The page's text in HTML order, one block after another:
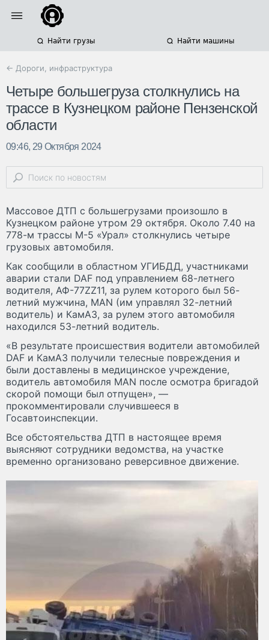
Найти грузы Найти машины
← Дороги, инфраструктура
Четыре большегруза столкнулись на
трассе в Кузнецком районе Пензенской
области
09:46, 29 Октября 2024
Массовое ДТП с большегрузами произошло в
Кузнецком районе утром 29 октября. Около 7.40 на
778-м трассы М-5 «Урал» столкнулись четыре
грузовых автомобиля.
Как сообщили в областном УГИБДД, участниками
аварии стали DAF под управлением 68-летнего
водителя, АФ-77ZZ11, за рулем которого был 56-
летний мужчина, MAN (им управлял 32-летний
водитель) и КамАЗ, за рулем этого автомобиля
находился 53-летний водитель.
«В результате происшествия водители автомобилей
DAF и КамАЗ получили телесные повреждения и
были доставлены в медицинское учреждение,
водитель автомобиля MAN после осмотра бригадой
скорой помощи был отпущен», —
прокомментировали случившееся в
Госавтоинспекции.
Все обстоятельства ДТП в настоящее время
выясняют сотрудники ведомства, на участке
временно организовано реверсивное движение.